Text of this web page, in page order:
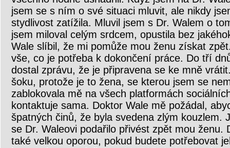
jsem se s ním o své situaci mluvit, ale nikdy
stydlivost zatížila. Mluvil jsem s Dr. Walem o
jsem miloval celým srdcem, opustila bez
Wale slíbil, že mi pomůže mou ženu získat
vše, co je potřeba k dokončení práce. Do tří
dostal zprávu, že je připravena se ke mně
šoku, protože je to žena, se kterou jsem se
zablokovala mě na všech platformách
kontaktuje sama. Doktor Wale mě požádal,
špatných činů, že byla svedena zlým kouzlem.
se Dr. Waleovi podařilo přivést zpět mou ženu.
také velkou oporou, pokud budete potřebovat